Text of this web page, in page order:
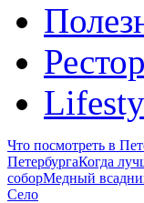
Что посмотреть в
ПетербургаКогда
соборМедный
Село